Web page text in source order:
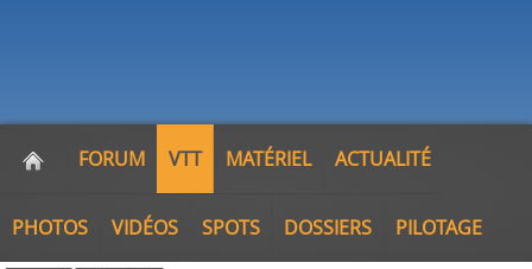
FORUM VTT MATÉRIEL ACTUALITÉ
PHOTOS VIDÉOS SPOTS DOSSIERS PILOTAGE